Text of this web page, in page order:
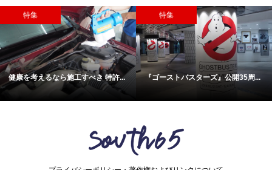
特集
健康を考えるなら施工すべき 特許...
特集
『ゴーストバスターズ』公開35周...